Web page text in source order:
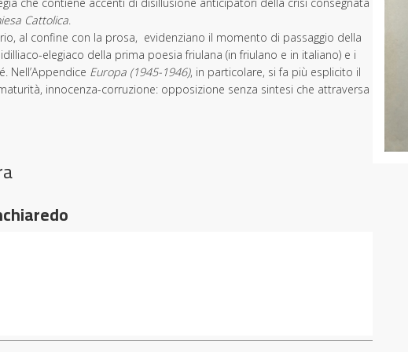
che contiene accenti di disillusione anticipatori della crisi consegnata
Cattolica.
al confine con la prosa, evidenziano il momento di passaggio della
elegiaco della prima poesia friulana (in friulano e in italiano) e i
Nell’Appendice Europa (1945-1946), in particolare, si fa più esplicito il
innocenza-corruzione: opposizione senza sintesi che attraversa